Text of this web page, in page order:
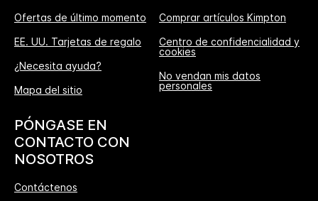
Ofertas de último momento
EE. UU. Tarjetas de regalo
¿Necesita ayuda?
Mapa del sitio
Comprar artículos Kimpton
Centro de confidencialidad y
cookies
No vendan mis datos
personales
PÓNGASE EN
CONTACTO CON
NOSOTROS
Contáctenos